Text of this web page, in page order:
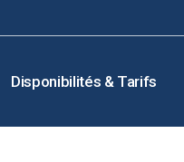
Disponibilités & Tarifs